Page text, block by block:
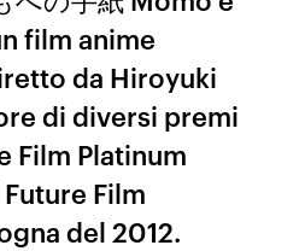
film anime
da Hiroyuki
di diversi premi
Film Platinum
Film
del 2012.